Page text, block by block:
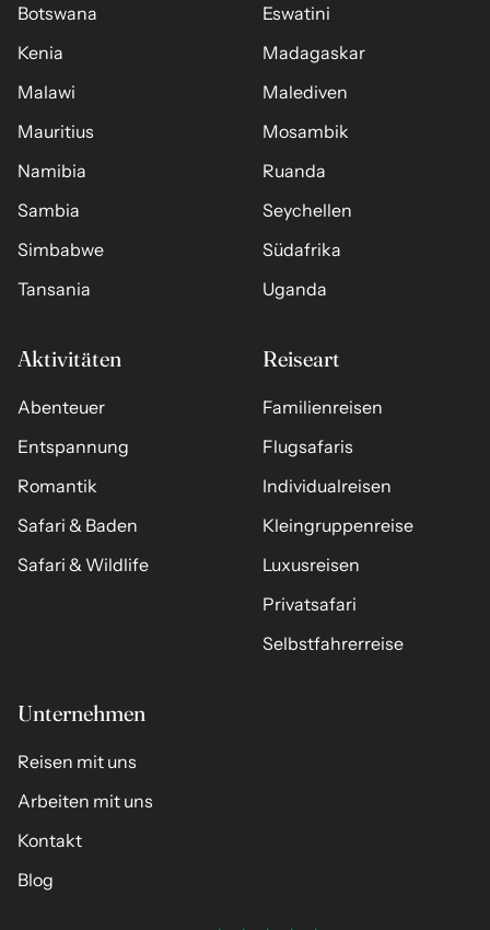
Botswana
Eswatini
Kenia
Madagaskar
Malawi
Malediven
Mauritius
Mosambik
Namibia
Ruanda
Sambia
Seychellen
Simbabwe
Südafrika
Tansania
Uganda
Aktivitäten
Abenteuer
Entspannung
Romantik
Safari & Baden
Safari & Wildlife
Reiseart
Familienreisen
Flugsafaris
Individualreisen
Kleingruppenreise
Luxusreisen
Privatsafari
Selbstfahrerreise
Unternehmen
Reisen mit uns
Arbeiten mit uns
Kontakt
Blog